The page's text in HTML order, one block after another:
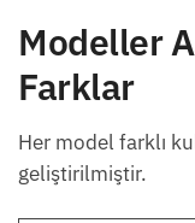
Modeller
Farklar
Her model farklı
geliştirilmiştir.